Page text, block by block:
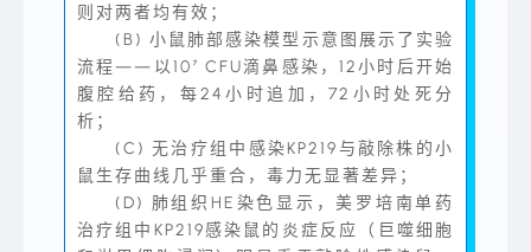
则对两者均有效；
(B) 小鼠肺部感染模型示意图展示了实验
流程——以10⁷ CFU滴鼻感染，12小时后开始
腹腔给药，每24小时追加，72小时处死分
析；
(C) 无治疗组中感染KP219与敲除株的小
鼠生存曲线几乎重合，毒力无显著差异；
(D) 肺组织HE染色显示，美罗培南单药
治疗组中KP219感染鼠的炎症反应（巨噬细胞